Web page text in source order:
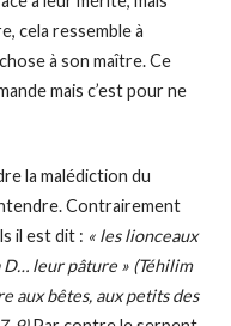
cela ressemble à
à son maître. Ce
mais c’est pour ne
la malédiction du
Contrairement
il est dit : « les lionceaux
D… leur pâture » (Téhilim
aux bêtes, aux petits des